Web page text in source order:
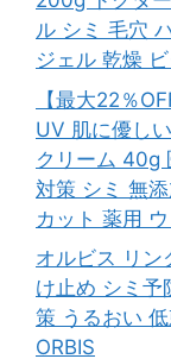
ル シミ 毛穴
ジェル 乾燥
【最大22％
UV 肌に優し
クリーム 40g
対策 シミ 無
カット 薬用
オルビス リン
け止め シミ予
策 うるおい
ORBIS